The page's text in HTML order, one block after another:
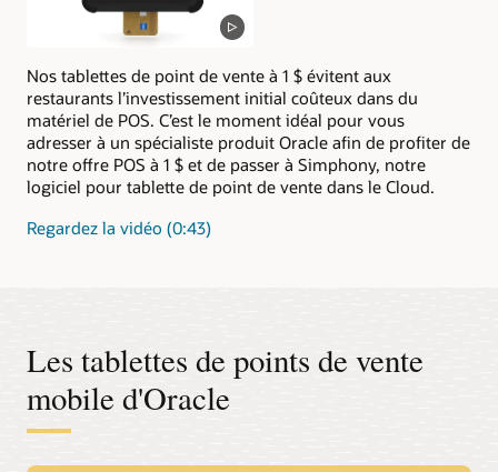
Nos tablettes de point de vente à 1 $ évitent aux
restaurants l’investissement initial coûteux dans du
matériel de POS. C’est le moment idéal pour vous
adresser à un spécialiste produit Oracle afin de profiter de
notre offre POS à 1 $ et de passer à Simphony, notre
logiciel pour tablette de point de vente dans le Cloud.
Regardez la vidéo (0:43)
Les tablettes de points de vente
mobile d'Oracle